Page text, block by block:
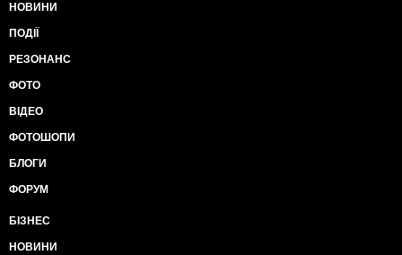
НОВИНИ
ПОДІЇ
РЕЗОНАНС
ФОТО
ВІДЕО
ФОТОШОПИ
БЛОГИ
ФОРУМ
БІЗНЕС
НОВИНИ